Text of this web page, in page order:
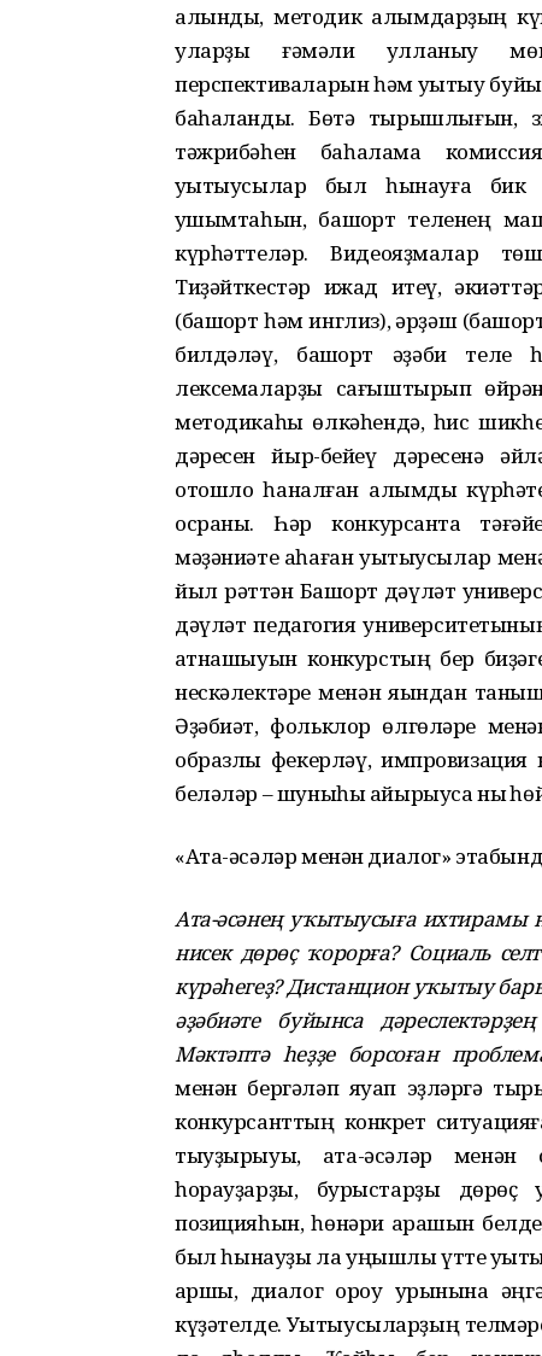
алынды, методик алымдарҙың
уларҙы ғәмәли ҡулланыу
перспективаларын һәм уҡытыу
баһаланды. Бөтә тырышлығын,
тәжрибәһен баһалама
уҡытыусылар был һынауға бик
ҡушымтаһын, башҡорт теленең
күрһәттеләр. Видеояҙмалар
Тиҙәйткестәр ижад итеү,
(башҡорт һәм инглиз), ҡәрҙәш
билдәләү, башҡорт әҙәби теле
лексемаларҙы сағыштырып
методикаһы өлкәһендә, һис
дәресен йыр-бейеү дәресенә
отошло һаналған алымды
осраны. Һәр конкурсантҡа
мәҙәниәте аҡһаған уҡытыусылар
йыл рәттән Башҡорт дәүләт
дәүләт педагогия
ҡатнашыуын конкурстың бер
нескәлектәре менән яҡындан
Әҙәбиәт, фольклор өлгөләре
образлы фекерләү, импровизация
беләләр – шуныһы айырыуса ныҡ
«Ата-әсәләр менән диалог»
Ата-әсәнең уҡытыусыға ихтирамы
нисек дөрөҫ ҡорорға? Социаль
күрәһегеҙ? Дистанцион уҡытыу
әҙәбиәте буйынса
Мәктәптә һеҙҙе борсоған
менән бергәләп яуап эҙләргә
конкурсанттың конкрет
тыуҙырыуы, ата-әсәләр менән
һорауҙарҙы, бурыстарҙы дөрөҫ
позицияһын, һөнәри ҡарашын
был һынауҙы ла уңышлы үтте
ҡаршы, диалог ҡороу урынына
күҙәтелде. Уҡытыусыларҙың